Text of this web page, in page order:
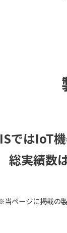
ではIoT
総実績数
当ページに掲載の